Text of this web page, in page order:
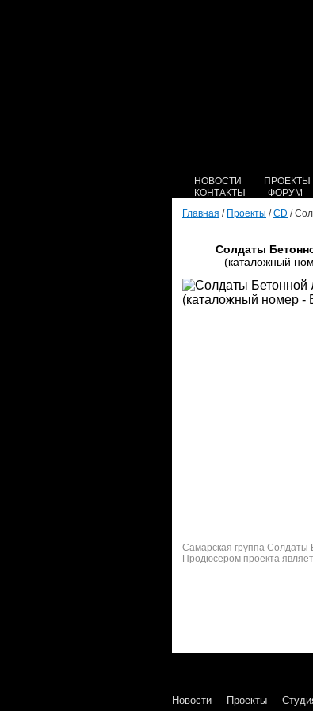
НОВОСТИ ПРОЕКТЫ
КОНТАКТЫ
ФОРУМ
Главная / Проекты /CD /
Солдаты
(каталожный
Самарская группа Солдаты
Продюсером проекта
Новости Проекты